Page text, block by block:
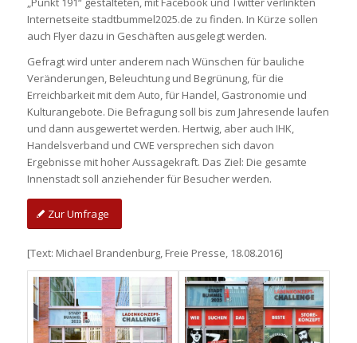
Internetseite stadtbummel2025.de zu finden. In Kürze sollen
auch Flyer dazu in Geschäften ausgelegt werden.
Gefragt wird unter anderem nach Wünschen für bauliche
Veränderungen, Beleuchtung und Begrünung, für die
Erreichbarkeit mit dem Auto, für Handel, Gastronomie und
Kulturangebote. Die Befragung soll bis zum Jahresende laufen
und dann ausgewertet werden. Hertwig, aber auch IHK,
Handelsverband und CWE versprechen sich davon
Ergebnisse mit hoher Aussagekraft. Das Ziel: Die gesamte
Innenstadt soll anziehender für Besucher werden.
Zur Umfrage
[Text: Michael Brandenburg, Freie Presse, 18.08.2016]